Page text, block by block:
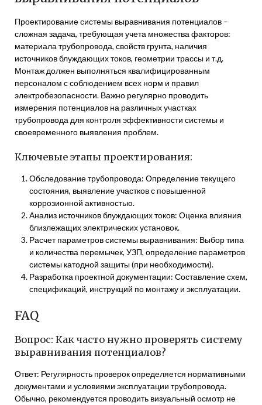
Проектирование системы выравнивания потенциалов –
сложная задача, требующая учета множества факторов:
материала трубопровода, свойств грунта, наличия
источников блуждающих токов, геометрии трассы и т.д.
Монтаж должен выполняться квалифицированным
персоналом с соблюдением всех норм и правил
электробезопасности. Важно регулярно проводить
измерения потенциалов на различных участках
трубопровода для контроля эффективности системы и
своевременного выявления проблем.
Ключевые этапы проектирования:
Обследование трубопровода: Определение текущего
состояния, выявление участков с повышенной
коррозионной активностью.
Анализ источников блуждающих токов: Оценка влияния
близлежащих электрических установок.
Расчет параметров системы выравнивания: Выбор типа
и количества перемычек, УЗП, определение параметров
системы катодной защиты (при необходимости).
Разработка проектной документации: Составление схем,
спецификаций, инструкций по монтажу и эксплуатации.
FAQ
Вопрос: Как часто нужно проверять систему
выравнивания потенциалов?
Ответ: Регулярность проверок определяется нормативными
документами и условиями эксплуатации трубопровода.
Обычно, рекомендуется проводить визуальный осмотр не